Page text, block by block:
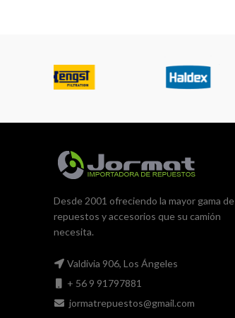
Desde 2001 ofreciendo la mayor gama de
repuestos y accesorios que su camión
necesita.
Valdivia 906, Los Ángeles
+ 56 9 91797881
jormatrepuestos@gmail.com